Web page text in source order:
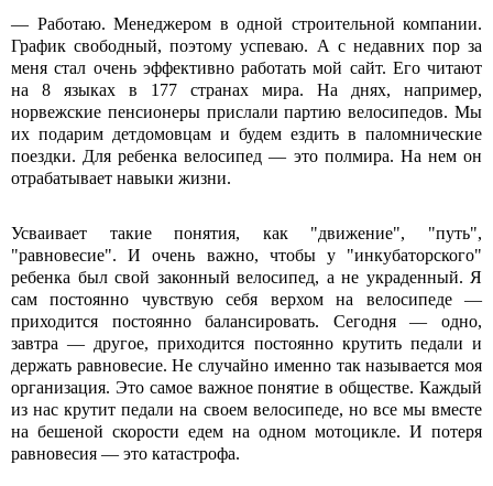
— Работаю. Менеджером в одной строительной компании.
График свободный, поэтому успеваю. А с недавних пор за
меня стал очень эффективно работать мой сайт. Его читают
на 8 языках в 177 странах мира. На днях, например,
норвежские пенсионеры прислали партию велосипедов. Мы
их подарим детдомовцам и будем ездить в паломнические
поездки. Для ребенка велосипед — это полмира. На нем он
отрабатывает навыки жизни.
Усваивает такие понятия, как "движение", "путь",
"равновесие". И очень важно, чтобы у "инкубаторского"
ребенка был свой законный велосипед, а не украденный. Я
сам постоянно чувствую себя верхом на велосипеде —
приходится постоянно балансировать. Сегодня — одно,
завтра — другое, приходится постоянно крутить педали и
держать равновесие. Не случайно именно так называется моя
организация. Это самое важное понятие в обществе. Каждый
из нас крутит педали на своем велосипеде, но все мы вместе
на бешеной скорости едем на одном мотоцикле. И потеря
равновесия — это катастрофа.